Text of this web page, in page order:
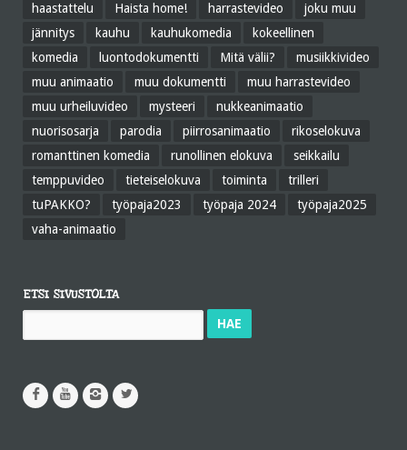
haastattelu
Haista home! harrastevideo
joku muu
jännitys
kauhu kauhukomedia
kokeellinen
komedia
luontodokumentti Mitä välii?
musiikkivideo
muu animaatio
muu dokumentti
muu harrastevideo
muu urheiluvideo
mysteeri
nukkeanimaatio
nuorisosarja
parodia piirrosanimaatio
rikoselokuva
romanttinen komedia
runollinen elokuva
seikkailu
temppuvideo
tieteiselokuva toiminta
trilleri
tuPAKKO?
työpaja2023 työpaja 2024
työpaja2025
vaha-animaatio
ETSI SIVUSTOLTA